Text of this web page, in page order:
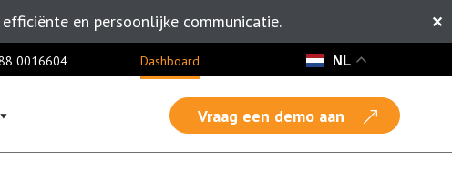
en persoonlijke communicatie. ✕
0016604 Dashboard NL
Vraag een demo aan